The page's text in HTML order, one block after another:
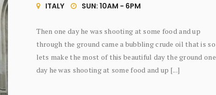
ITALY SUN: 10AM - 6PM
Then one day he was shooting at some food and up
through the ground came a bubbling crude oil that is so
lets make the most of this beautiful day the ground one
day he was shooting at some food and up [...]